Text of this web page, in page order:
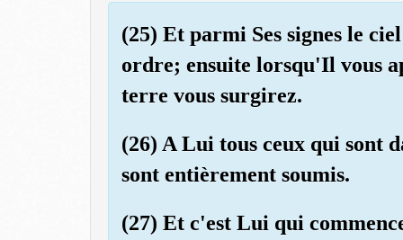
(25) Et parmi Ses signes le
ordre; ensuite lorsqu'Il vous
terre vous surgirez.
(26) A Lui tous ceux qui sont
sont entièrement soumis.
(27) Et c'est Lui qui